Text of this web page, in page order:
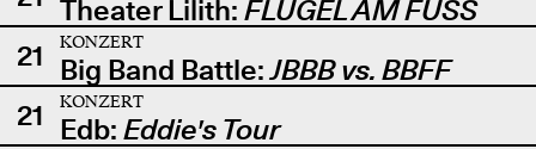
Theater Lilith: FLÜGEL AM FUSS
21
KONZERT
Big Band Battle:JBBB vs. BBFF
21
KONZERT
Edb: Eddie's Tour